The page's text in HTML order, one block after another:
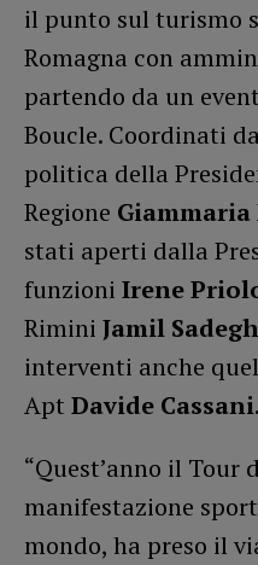
il punto sul turismo
Romagna con
partendo da un
Boucle. Coordinati
politica della
Regione
stati aperti dalla
funzioni Irene
Rimini Jamil
interventi anche
Apt Davide Cassani.
“Quest’anno il Tour
manifestazione
mondo, ha preso il